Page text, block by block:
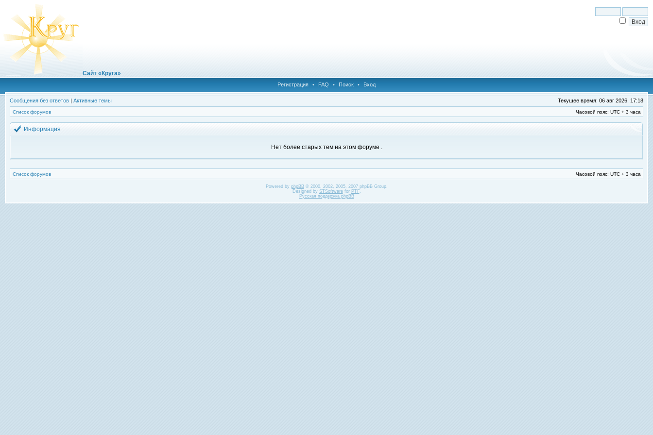
Сайт «Круга»
Регистрация • FAQ • Поиск • Вход
Сообщения без ответов | Активные темы Текущее время: 06 авг 2026, 17:18
Список форумов Часовой пояс: UTC + 3 часа
Информация
Нет более старых тем на этом форуме .
Список форумов Часовой пояс: UTC + 3 часа
Powered by phpBB© 2000, 2002, 2005, 2007 phpBB Group.
Designed by STSoftwarefor PTF.
Русская поддержка phpBB